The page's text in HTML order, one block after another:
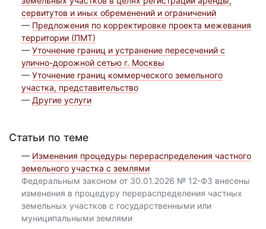
сервитутов и иных обременений и ограничений
— Предложения по корректировке проекта межевания
территории (ПМТ)
— Уточнение границ и устранение пересечений с
улично-дорожной сетью г. Москвы
— Уточнение границ коммерческого земельного
участка, представительство
— Другие услуги
Статьи по теме
— Изменения процедуры перераспределения частного
земельного участка с землями
Федеральным законом от 30.01.2026 № 12-ФЗ внесены
изменения в процедуру перераспределения частных
земельных участков с государственными или
муниципальными землями